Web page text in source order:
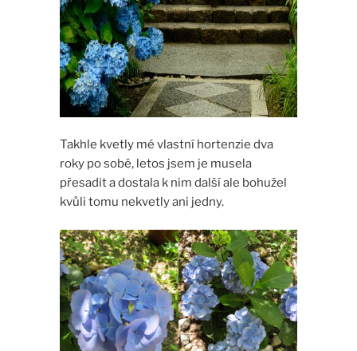
Takhle kvetly mé vlastní hortenzie dva
roky po sobě, letos jsem je musela
přesadit a dostala k nim další ale bohužel
kvůli tomu nekvetly ani jedny.